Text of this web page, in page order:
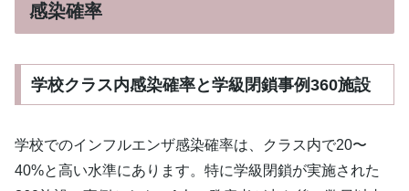
感染確率
学校クラス内感染確率と学級閉鎖事例360施設
学校でのインフルエンザ感染確率は、クラス内で20〜
40%と高い水準にあります。特に学級閉鎖が実施された